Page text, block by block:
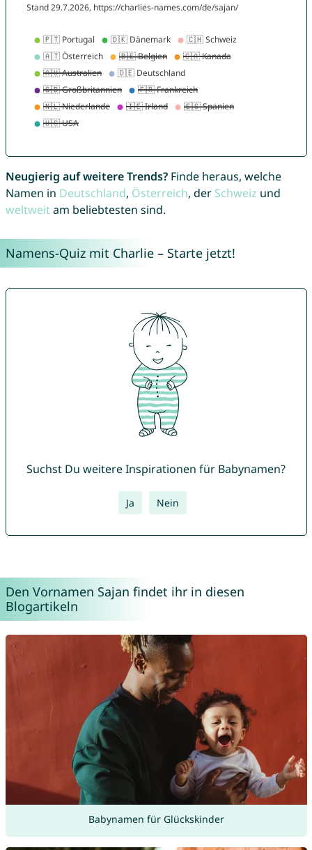
Neugierig auf weitere Trends?Finde heraus, welche
Namen in Deutschland, Österreich, der Schweiz und
weltweitam beliebtesten sind.
Namens-Quiz mit Charlie – Starte jetzt!
Suchst Du weitere Inspirationen für Babynamen?
Ja Nein
Den Vornamen Sajan findet ihr in diesen
Blogartikeln
Babynamen für Glückskinder